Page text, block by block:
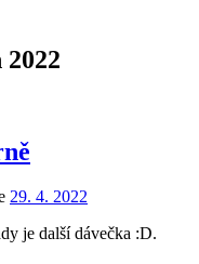
29. 4. 2022
je další dávečka :D.